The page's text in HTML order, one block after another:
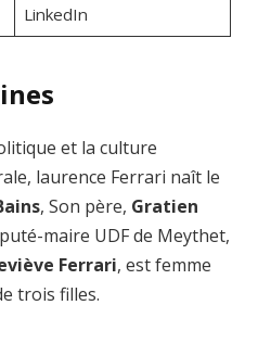
LinkedIn
et la culture
laurence Ferrari naît le
, Son père, Gratien
maire UDF de Meythet,
Ferrari, est femme
trois filles.